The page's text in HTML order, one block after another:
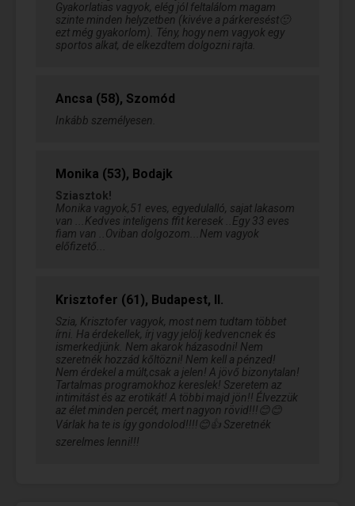
Gyakorlatias vagyok, elég jól feltalálom magam
szinte minden helyzetben (kivéve a párkeresést🙂
ezt még gyakorlom). Tény, hogy nem vagyok egy
sportos alkat, de elkezdtem dolgozni rajta.
Ancsa (58), Szomód
Inkább személyesen.
Monika (53), Bodajk
Sziasztok!
Monika vagyok,51 eves, egyedulalló, sajat lakasom
van ...Kedves inteligens ffit keresek ..Egy 33 eves
fiam van ..Oviban dolgozom...Nem vagyok
előfizető...
Krisztofer (61), Budapest, II.
Szia, Krisztofer vagyok, most nem tudtam többet
írni. Ha érdekellek, írj vagy jelölj kedvencnek és
ismerkedjünk. Nem akarok házasodni! Nem
szeretnék hozzád kőltözni! Nem kell a pénzed!
Nem érdekel a múlt,csak a jelen! A jövő bizonytalan!
Tartalmas programokhoz kereslek! Szeretem az
intimitást és az erotikát! A többi majd jön!! Élvezzük
az élet minden percét, mert nagyon rövid!!!😊😊
Várlak ha te is így gondolod!!!!😊👍 Szeretnék
szerelmes lenni!!!